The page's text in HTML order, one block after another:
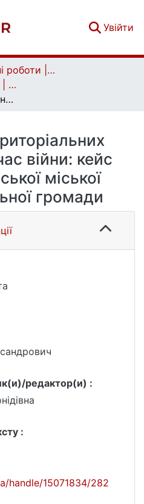
Увійти
Кваліфікаційні роботи | Qualifying works
Бакалаврські роботи | Bachelor theses
Виклики територіальних громад під час війни: кейс Білоцерківської міської територіальної громади
війни: кейс
міської
громади
редактор(и) :
:
handle/15071834/282